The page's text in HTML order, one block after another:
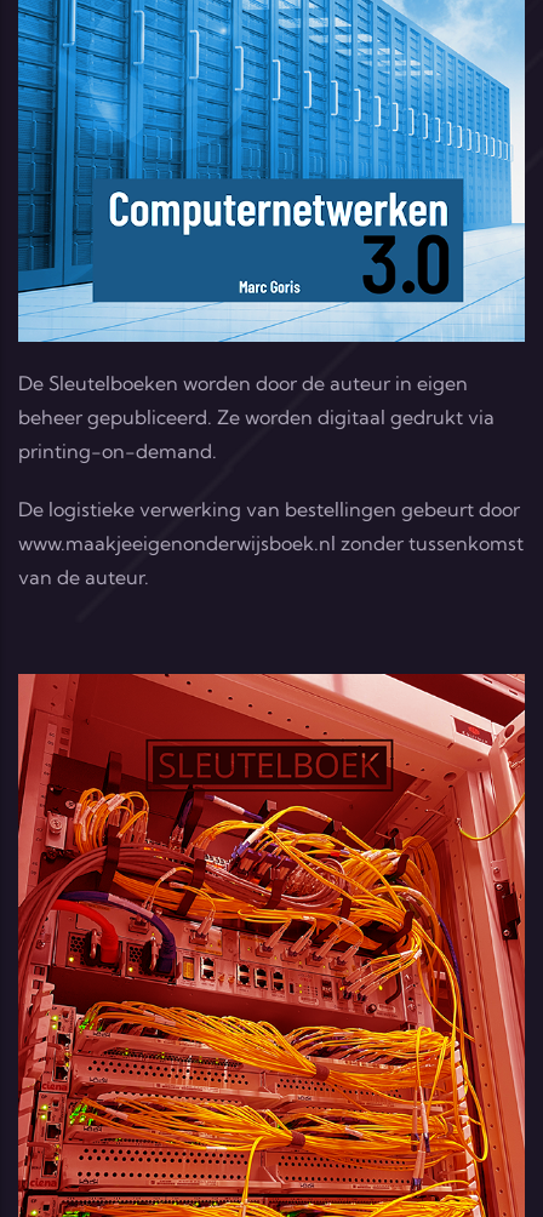
De Sleutelboeken worden door de auteur in eigen
beheer gepubliceerd. Ze worden digitaal gedrukt via
printing-on-demand.
De logistieke verwerking van bestellingen gebeurt door
www.maakjeeigenonderwijsboek.nl zonder tussenkomst
van de auteur.